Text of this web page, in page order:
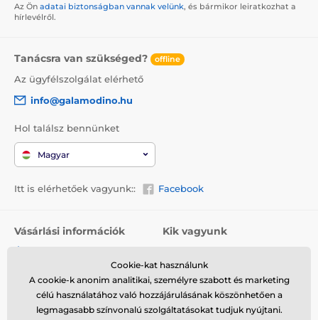
Az Ön adatai biztonságban vannak velünk, és bármikor leiratkozhat a
hírlevélről.
Tanácsra van szükséged? offline
Az ügyfélszolgálat elérhető
info@galamodino.hu
Hol találsz bennünket
Magyar
Itt is elérhetőek vagyunk:: Facebook
Vásárlási információk
Szállítás
Visszaküldés és reklamáció
Kik vagyunk
Elérhetőségek
Együttműködés a
Galamodinóval
Cookie-kat használunk
A cookie-k anonim analitikai, személyre szabott és marketing
célú használatához való hozzájárulásának köszönhetően a
legmagasabb színvonalú szolgáltatásokat tudjuk nyújtani.